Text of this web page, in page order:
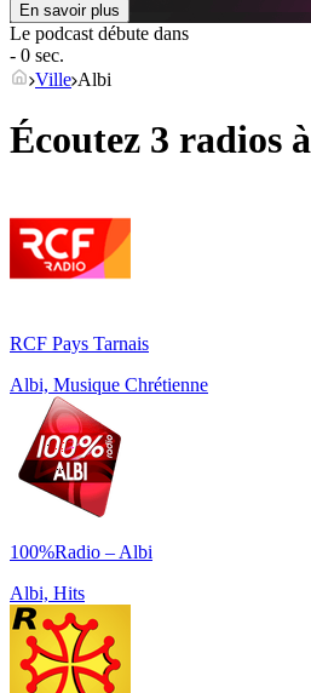
En savoir plus
Le podcast débute dans
- 0 sec.
Ville Albi
Écoutez 3 radios à
RCF Pays Tarnais
Albi, Musique Chrétienne
100%Radio – Albi
Albi, Hits